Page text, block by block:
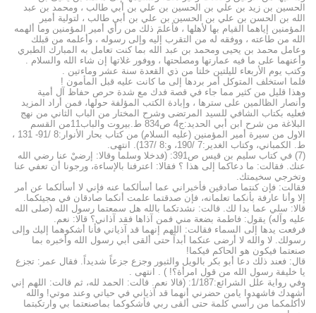
الحسين بن زيد بن علي بن الحسين بن علي بن أبي طالب ، ومحمد بن عبد
الله بن الحسن بن علي بن الحسين بن علي بن أبي طالب ، لتولية أمير
المؤمنين إياهما القيام بها لأهلها ، فأعلمَ ذلك من رأي أمير المؤمنين وما ألهمه
الله من طاعته ، ووفقه له من التقرب إليه وإلى رسوله ، وأعلمه من قبلك
وعامل محمد بن يحيى ومحمد بن عبد الله بما كنت تعامل به المبارك الطبري
وأعنهما على ما فيه عمارتها ومصلحتها ، ووفور غلاتها إن شاء الله والسلام .
وكتب يوم الأربعاء لليلتين خلتا من ذي القعدة سنة عشر وماءتين .
فلما استخلف المتوكل أمر بردها إلى ما كانت عليه قبل المأمون !
وهذا قليل من كثير مما جاء في قصة فدك مع شدة حرص حفاظ آل أمية
وأنصار الظالمين على سترها ، وإبادة الكتب المؤلفة حولها، فمن أراد المزيد
فعليه بكتاب الشافي للسيد المرتضى وشرح المختار من الباب الثاني من نهج
البلاغة من شرح ابن أبي الحديد:ج4 ص834 ط.بيروت والباب11من القسم
الاول من سيرة أمير المؤمنين (عليه السلام) من كتاب بحار الأنوار:8 /91- 131 ،
ط. الكمباني، وكتاب الغدير:7 /190، و:8 /137). انتهى.
(7) في كتاب سليم بن قيس ص391: (فدخلا وسلما وقالا: إرضيْ عنا رضي الله
عنك. فقالت: ما دعاكما إلى هذا ؟ فقالا: اعترفنا بالإساءة، ورجونا أن تعفي عنا
وتخرجي سخيمتك.
فقالت: فإن كنتما صادقين فأخبراني عما أسألكما عنه فإني لا أسألكما عن أمر
إلا وأنا عارفة بأنكما تعلمانه، فإن صدقتما علمت أنكما صادقان في مجيئكما.
قالا: سلي عما بدا لك. قالت: نشدتكما بالله هل سمعتما رسول الله (صلى الله
عليه وآله) يقول: فاطمة بضعة مني فمن آذاها فقد آذاني؟ قالا: نعم.
فرفعت يدها إلى السماء فقالت: اللهم إنهما قد آذياني فأنا أشكوهما إليك وإلى
رسولك. لا والله لا أرضى عنكما أبداً حتى ألقى أبي رسول الله وأخبره بما
صنعتما فيكون هو الحاكم فيكما!
قال: فعند ذلك دعا أبو بكر بالويل والثبور وجزع جزعاً شديداً. فقال عمر: تجزع
يا خليفة رسول الله من قول امرأة؟! ) . انتهى .
وفي رواية علل الشرائع:1/187: (قالا نعم. قالت: الحمد لله، ثم قالت: اللهم إني
أشهدك فاشهدوا يامن حضرني أنهما قد آذياني في حياتي وعند موتي! والله
لاأكلمكما من رأسي كلمة حتى ألقى ربي فأشكوكما بماصنعتما بي وارتكبتما